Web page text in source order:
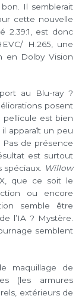
Il semblerait
cette nouvelle
2.39:1, est donc
H.265, une
en Dolby Vision
au Blu-ray ?
posent
pellicule est bien
apparaît un peu
Pas de présence
est surtout
spéciaux. Willow
que ce soit le
ou encore
semble être
l’IA ? Mystère.
semblent
maquillage de
(les armures
extérieurs de